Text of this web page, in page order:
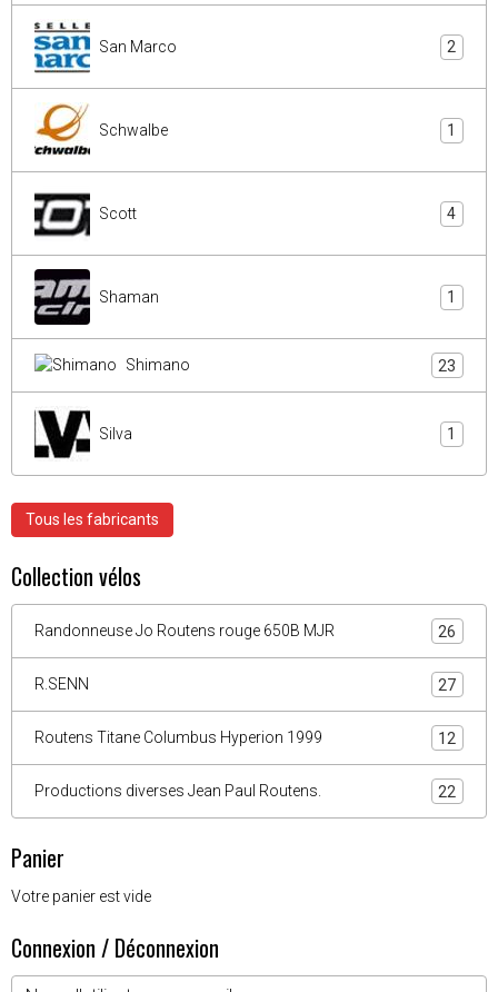
San Marco 2
Schwalbe 1
Scott 4
Shaman 1
Shimano 23
Silva 1
Tous les fabricants
Collection vélos
Randonneuse Jo Routens rouge 650B MJR 26
R.SENN 27
Routens Titane Columbus Hyperion 1999 12
Productions diverses Jean Paul Routens. 22
Panier
Votre panier est vide
Connexion / Déconnexion